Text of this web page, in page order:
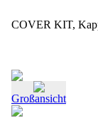
COVER KIT,
Großansicht